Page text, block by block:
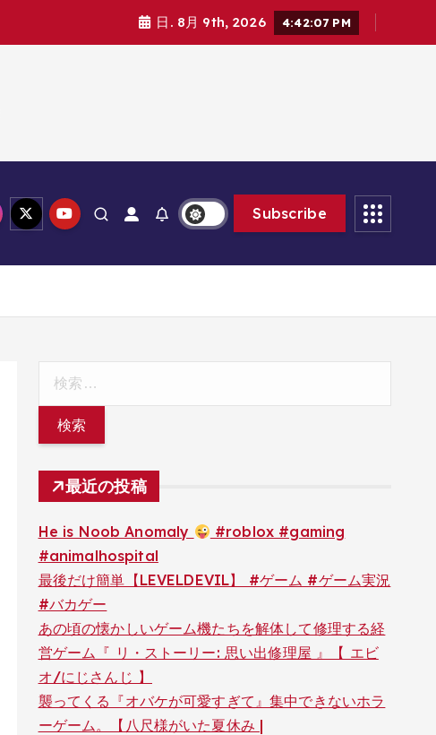
日. 8月 9th, 2026 4:42:08 PM
Subscribe
最近の投稿
He is Noob Anomaly
#roblox #gaming
#animalhospital
最後だけ簡単【LEVELDEVIL】 #ゲーム #ゲーム実況
#バカゲー
あの頃の懐かしいゲーム機たちを解体して修理する経
営ゲーム『 リ・ストーリー: 思い出修理屋 』【 エビ
オ/にじさんじ 】
襲ってくる『オバケが可愛すぎて』集中できないホラ
ーゲーム。【八尺様がいた夏休み |